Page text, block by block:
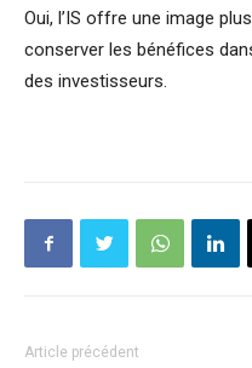
Oui, l’IS offre une image
conserver les bénéfices
des investisseurs.
Article précédent